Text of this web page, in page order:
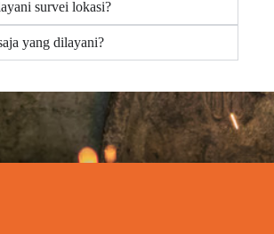
survei lokasi?
yang dilayani?